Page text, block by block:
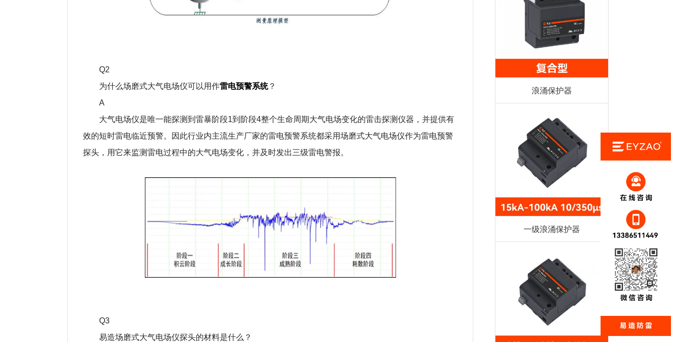
Q2
为什么场磨式大气电场仪可以用作雷电预警系统？
A
大气电场仪是唯一能探测到雷暴阶段1到阶段4整个生命周期大气电场变化的雷击探测仪器，并提供有
效的短时雷电临近预警。因此行业内主流生产厂家的雷电预警系统都采用场磨式大气电场仪作为雷电预警
探头，用它来监测雷电过程中的大气电场变化，并及时发出三级雷电警报。
Q3
易造场磨式大气电场仪探头的材料是什么？
浪涌保护器
一级浪涌保护器